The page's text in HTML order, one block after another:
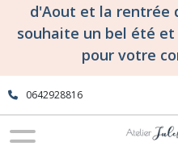
d'Aout et la rentrée
souhaite un bel été et
pour votre
0642928816